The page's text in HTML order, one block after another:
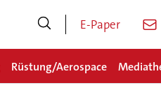
E-Paper
Rüstung/Aerospace